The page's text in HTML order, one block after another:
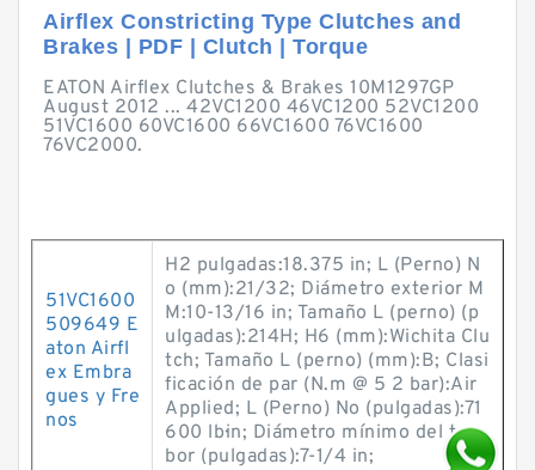
Airflex Constricting Type Clutches and
Brakes | PDF | Clutch | Torque
EATON Airflex Clutches & Brakes 10M1297GP
August 2012 ... 42VC1200 46VC1200 52VC1200
51VC1600 60VC1600 66VC1600 76VC1600
76VC2000.
51VC1600
509649 E
aton Airfl
ex Embra
gues y Fre
nos
H2 pulgadas:18.375 in; L (Perno) N
o (mm):21/32; Diámetro exterior M
M:10-13/16 in; Tamaño L (perno) (p
ulgadas):214H; H6 (mm):Wichita Clu
tch; Tamaño L (perno) (mm):B; Clasi
ficación de par (N.m @ 5 2 bar):Air
Applied; L (Perno) No (pulgadas):71
600 lb·in; Diámetro mínimo del tam
bor (pulgadas):7-1/4 in;